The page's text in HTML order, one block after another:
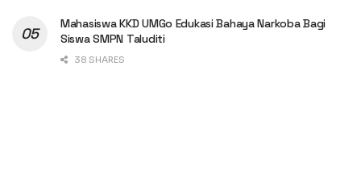
Mahasiswa KKD UMGo Edukasi Bahaya Narkoba Bagi
Siswa SMPN Taluditi
38 SHARES